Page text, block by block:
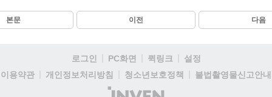
본문 이전 다음
로그인 PC화면 퀵링크
설정
이용약관
개인정보처리방침 청소년보호정책
불법촬영물신고안내
(주)